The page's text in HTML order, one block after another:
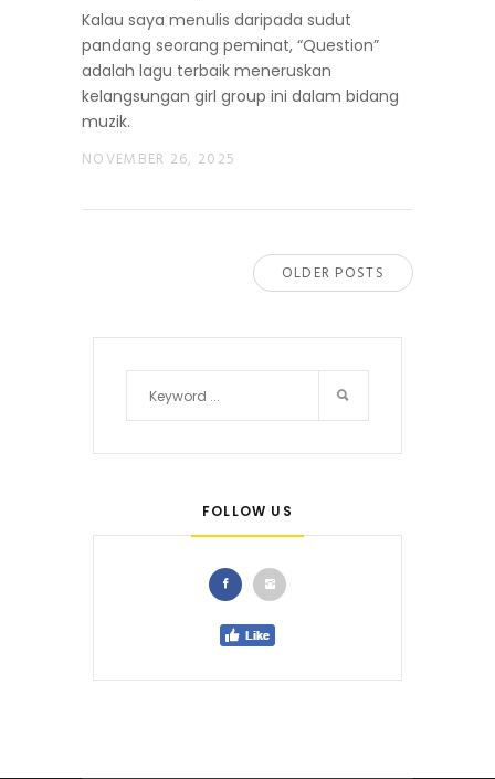
Kalau saya menulis daripada sudut
pandang seorang peminat, “Question”
adalah lagu terbaik meneruskan
kelangsungan girl group ini dalam bidang
muzik.
NOVEMBER 26, 2025
OLDER POSTS
FOLLOW US